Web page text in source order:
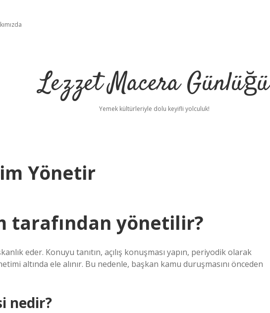
Lezzet Macera Günlüğü
Yemek kültürleriyle dolu keyifli yolculuk!
Yönetir
tarafından yönetilir?
eder. Konuyu tanıtın, açılış konuşması yapın, periyodik olarak
altında ele alınır. Bu nedenle, başkan kamu duruşmasını önceden
nedir?